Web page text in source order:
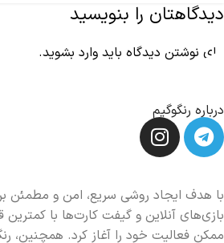
دیدگاهتان را بنویسید
برای نوشتن دیدگاه باید وارد بشوید.
درباره رنگوگیم
با هدف ایجاد روشی سریع، امن و مطمئن
بازی‌های آنلاین و گیفت کارت‌ها با
ممکن فعالیت خود را آغاز کرد. همچنین،